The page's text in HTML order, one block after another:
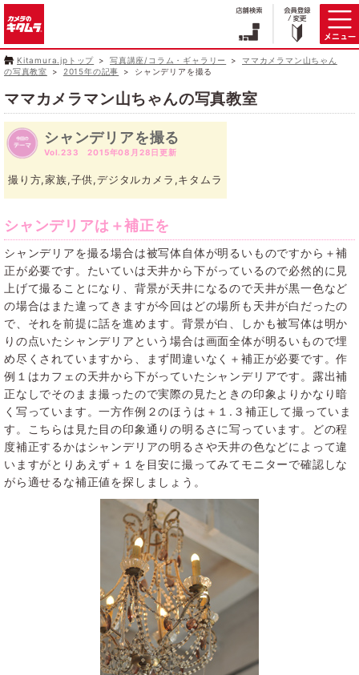
Kitamura.jpトップ 写真講座/コラム・ギャラリー
ママカメラマン山ちゃん
の写真教室
2015年の記事 シャンデリアを撮る
ママカメラマン山ちゃんの写真教室
シャンデリアを撮る
Vol.233 2015年08月28日更新
撮り方,家族,子供,デジタルカメラ,キタムラ
シャンデリアは＋補正を
シャンデリアを撮る場合は被写体自体が明るいものですから＋補
正が必要です。たいていは天井から下がっているので必然的に見
上げて撮ることになり、背景が天井になるので天井が黒一色など
の場合はまた違ってきますが今回はどの場所も天井が白だったの
で、それを前提に話を進めます。背景が白、しかも被写体は明か
りの点いたシャンデリアという場合は画面全体が明るいもので埋
め尽くされていますから、まず間違いなく＋補正が必要です。作
例１はカフェの天井から下がっていたシャンデリアです。露出補
正なしでそのまま撮ったので実際の見たときの印象よりかなり暗
く写っています。一方作例２のほうは＋１.３補正して撮っていま
す。こちらは見た目の印象通りの明るさに写っています。どの程
度補正するかはシャンデリアの明るさや天井の色などによって違
いますがとりあえず＋１を目安に撮ってみてモニターで確認しな
がら適せるな補正値を探しましょう。